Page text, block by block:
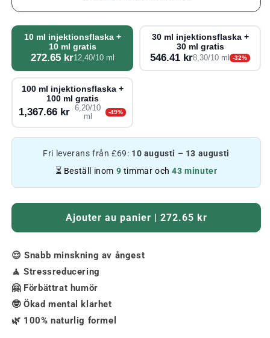
10 ml injektionsflaska +
10 ml gratis
272.65 kr12,40/10 ml
30 ml injektionsflaska +
30 ml gratis
546.41 kr8,30/10 ml -32%
100 ml injektionsflaska +
100 ml gratis
1,367.66 kr 6,20/10
ml
-49%
Fri leverans från £69: 10 augusti – 13 augusti
⏳ Beställ inom 9 timmar och43 minuter
Ajouter au panier | 272.65 kr
😌 Snabb minskning av ångest
🧘 Stressreducering
🤗 Förbättrat humör
🤓 Ökad mental klarhet
🌿 100% naturlig formel